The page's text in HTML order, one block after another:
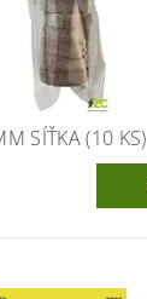
SÍŤKA (10 KS)